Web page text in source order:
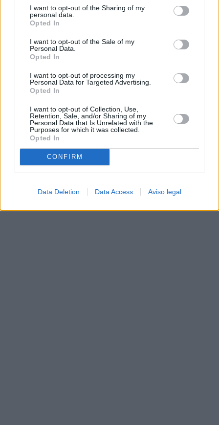
de su consentimiento, pero usted tiene el derecho de
rechazar tal procesamiento. Sus preferencias se aplicarán
cualquier momento entrando de nuevo en este sitio web o
visitando nuestra política de privacidad.
I want to opt-out of the Sharing of my
personal data.
Opted In
I want to opt-out of the Sale of my
Personal Data.
Opted In
I want to opt-out of processing my
Personal Data for Targeted Advertising.
Opted In
I want to opt-out of Collection, Use,
Retention, Sale, and/or Sharing of my
Personal Data that Is Unrelated with the
Purposes for which it was collected.
Opted In
CONFIRM
Data Deletion Data Access Aviso legal